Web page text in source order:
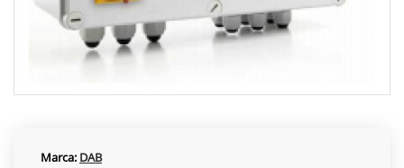
Marca: DAB